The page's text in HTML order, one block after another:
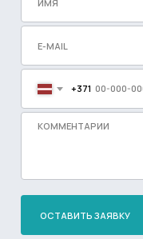
+371
ОСТАВИТЬ ЗАЯВКУ